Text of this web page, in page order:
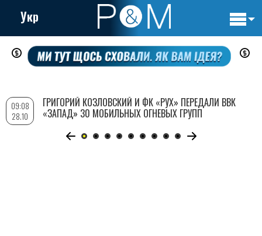
Перейти
содержанию
Укр
09:08
28.10
ГРИГОРИЙ КОЗЛОВСКИЙ И ФК «РУХ» ПЕРЕДАЛИ ВВК
«ЗАПАД» 30 МОБИЛЬНЫХ ОГНЕВЫХ ГРУПП